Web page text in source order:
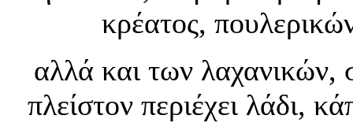
κρέατος,
αλλά και των λαχανικών,
πλείστον περιέχει λάδι,